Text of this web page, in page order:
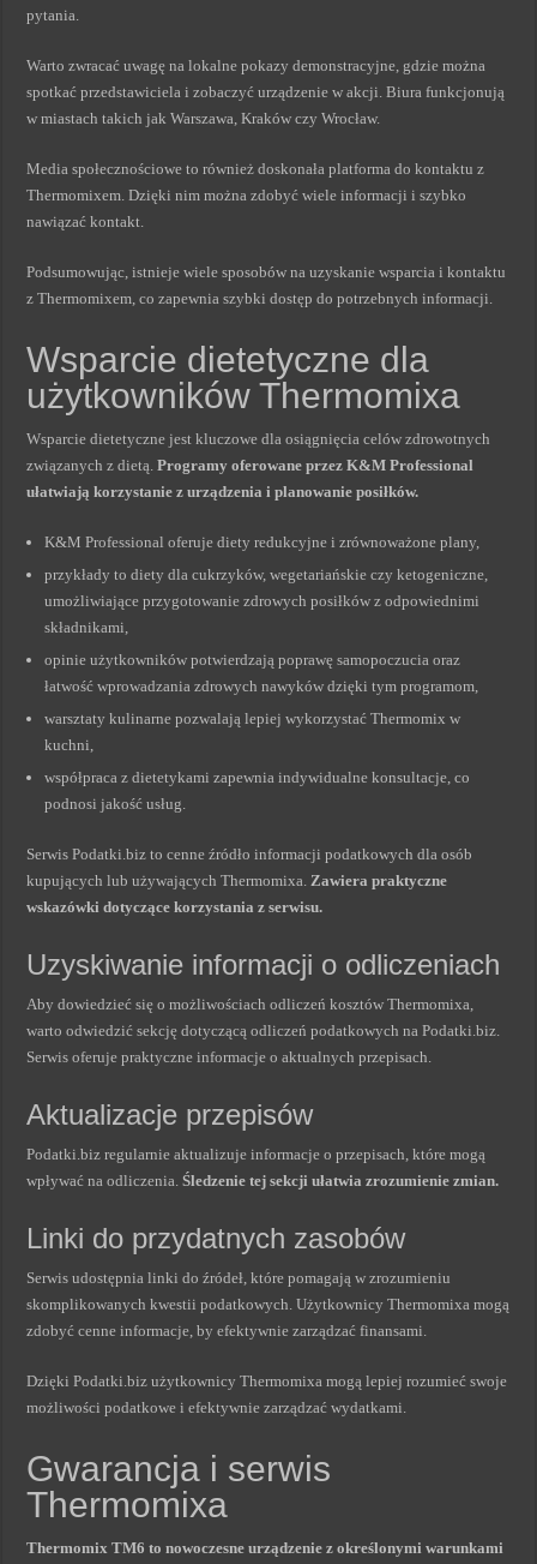
pytania.
Warto zwracać uwagę na lokalne pokazy demonstracyjne, gdzie można
spotkać przedstawiciela i zobaczyć urządzenie w akcji. Biura funkcjonują
w miastach takich jak Warszawa, Kraków czy Wrocław.
Media społecznościowe to również doskonała platforma do kontaktu z
Thermomixem. Dzięki nim można zdobyć wiele informacji i szybko
nawiązać kontakt.
Podsumowując, istnieje wiele sposobów na uzyskanie wsparcia i kontaktu
z Thermomixem, co zapewnia szybki dostęp do potrzebnych informacji.
Wsparcie dietetyczne dla
użytkowników Thermomixa
Wsparcie dietetyczne jest kluczowe dla osiągnięcia celów zdrowotnych
związanych z dietą.Programy oferowane przez K&M Professional
ułatwiają korzystanie z urządzenia i planowanie posiłków.
K&M Professional oferuje diety redukcyjne i zrównoważone plany,
przykłady to diety dla cukrzyków, wegetariańskie czy ketogeniczne,
umożliwiające przygotowanie zdrowych posiłków z odpowiednimi
składnikami,
opinie użytkowników potwierdzają poprawę samopoczucia oraz
łatwość wprowadzania zdrowych nawyków dzięki tym programom,
warsztaty kulinarne pozwalają lepiej wykorzystać Thermomix w
kuchni,
współpraca z dietetykami zapewnia indywidualne konsultacje, co
podnosi jakość usług.
Serwis Podatki.biz to cenne źródło informacji podatkowych dla osób
kupujących lub używających Thermomixa.Zawiera praktyczne
wskazówki dotyczące korzystania z serwisu.
Uzyskiwanie informacji o odliczeniach
Aby dowiedzieć się o możliwościach odliczeń kosztów Thermomixa,
warto odwiedzić sekcję dotyczącą odliczeń podatkowych na Podatki.biz.
Serwis oferuje praktyczne informacje o aktualnych przepisach.
Aktualizacje przepisów
Podatki.biz regularnie aktualizuje informacje o przepisach, które mogą
wpływać na odliczenia.Śledzenie tej sekcji ułatwia zrozumienie zmian.
Linki do przydatnych zasobów
Serwis udostępnia linki do źródeł, które pomagają w zrozumieniu
skomplikowanych kwestii podatkowych. Użytkownicy Thermomixa mogą
zdobyć cenne informacje, by efektywnie zarządzać finansami.
Dzięki Podatki.biz użytkownicy Thermomixa mogą lepiej rozumieć swoje
możliwości podatkowe i efektywnie zarządzać wydatkami.
Gwarancja i serwis
Thermomixa
Thermomix TM6 to nowoczesne urządzenie z określonymi warunkami